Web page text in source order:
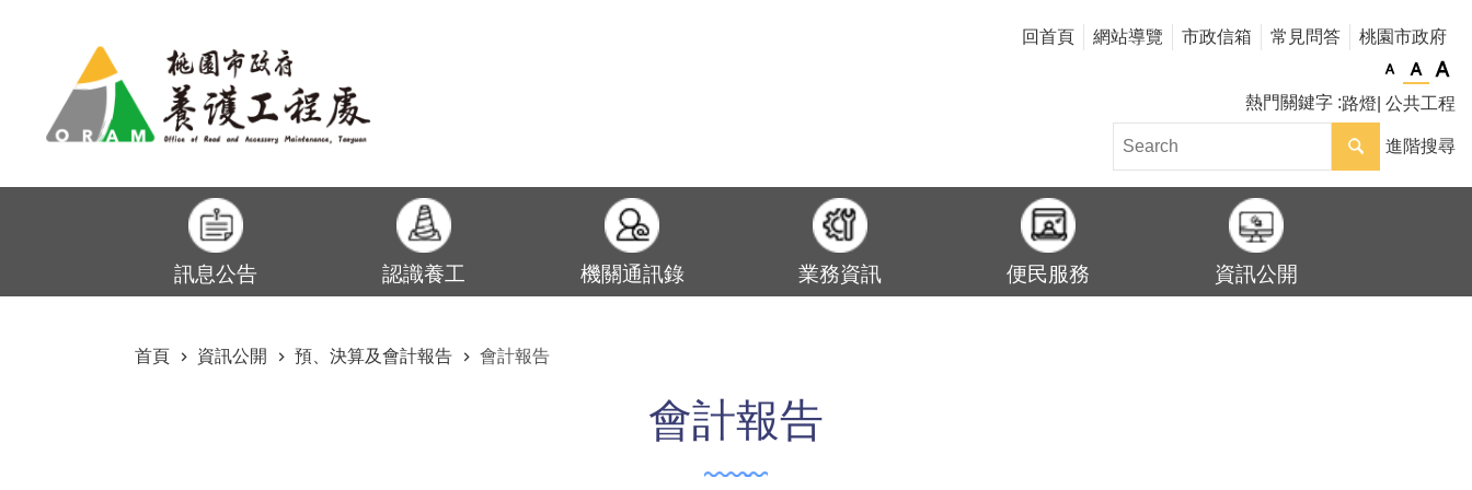
回首頁
網站導覽 市政信箱 常見問答 桃園市政府
熱門關鍵字 路燈 公共工程
進階搜尋
訊息公告 認識養工 機關通訊錄 業務資訊 便民服務 資訊公開
首頁
資訊公開 預、決算及會計報告 會計報告
會計報告